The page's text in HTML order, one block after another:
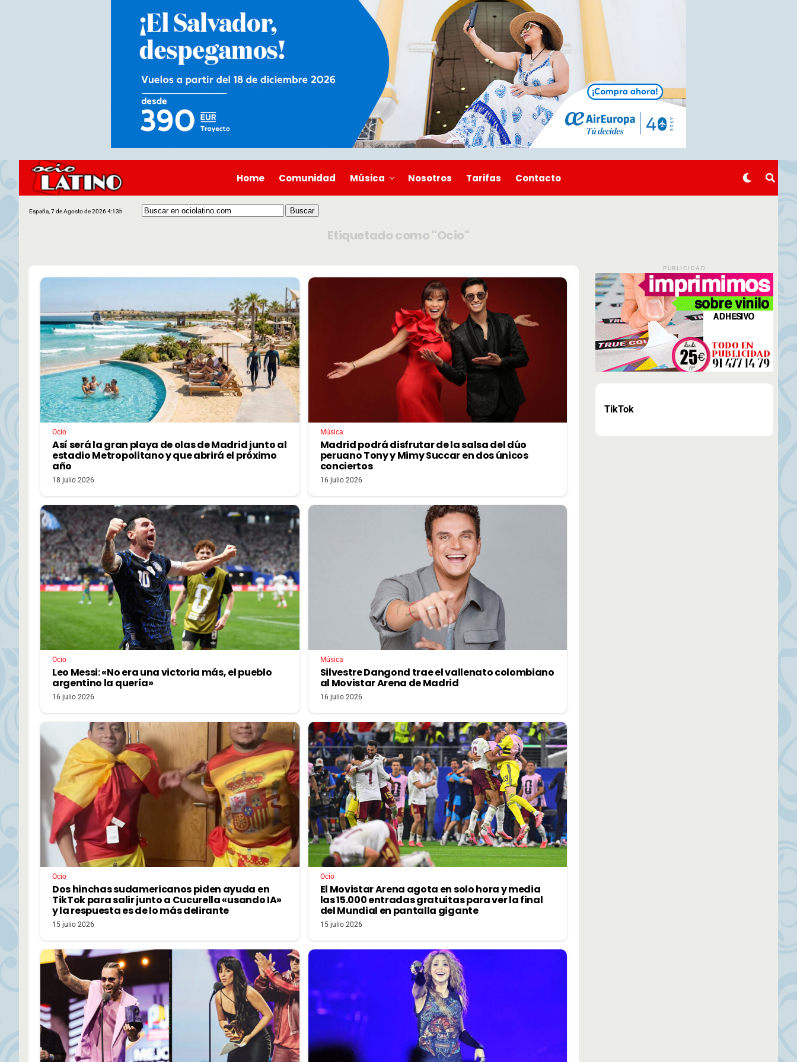
Home Comunidad Música Nosotros Tarifas Contacto
España, 7 de Agosto de 2026 4:13h
Etiquetado como "Ocio"
Ocio
Así será la gran playa de olas de Madrid junto al
estadio Metropolitano y que abrirá el próximo
año
18 julio 2026
Música
Madrid podrá disfrutar de la salsa del dúo
peruano Tony y Mimy Succar en dos únicos
conciertos
16 julio 2026
Ocio
Leo Messi: «No era una victoria más, el pueblo
argentino la quería»
16 julio 2026
Música
Silvestre Dangond trae el vallenato colombiano
al Movistar Arena de Madrid
16 julio 2026
Ocio
Dos hinchas sudamericanos piden ayuda en
TikTok para salir junto a Cucurella «usando IA»
y la respuesta es de lo más delirante
15 julio 2026
Ocio
El Movistar Arena agota en solo hora y media
las 15.000 entradas gratuitas para ver la final
del Mundial en pantalla gigante
15 julio 2026
PUBLICIDAD
TikTok